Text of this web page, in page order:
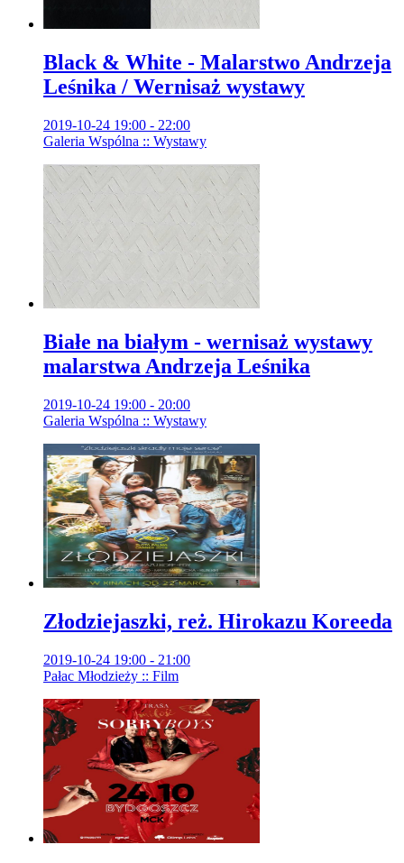
Black & White - Malarstwo Andrzeja
Leśnika / Wernisaż wystawy
2019-10-24 19:00 - 22:00
Galeria Wspólna :: Wystawy
Białe na białym - wernisaż wystawy
malarstwa Andrzeja Leśnika
2019-10-24 19:00 - 20:00
Galeria Wspólna :: Wystawy
Złodziejaszki, reż. Hirokazu Koreeda
2019-10-24 19:00 - 21:00
Pałac Młodzieży :: Film